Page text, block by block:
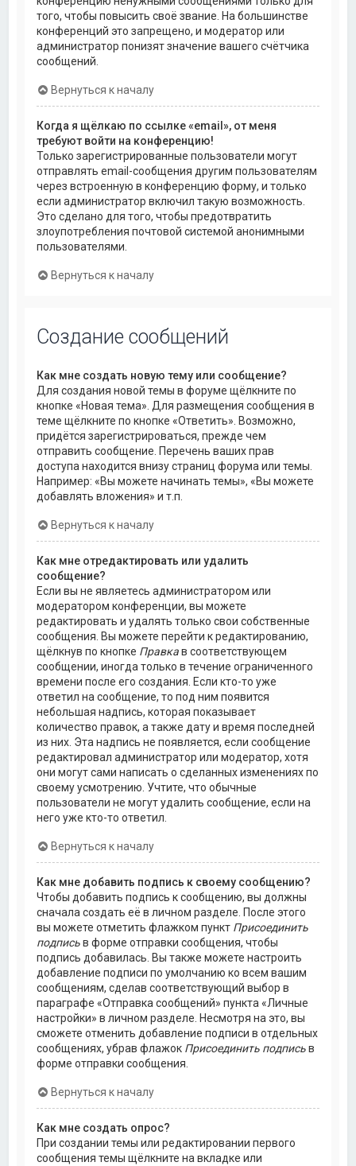
того, чтобы повысить своё звание. На большинстве
конференций это запрещено, и модератор или
администратор понизят значение вашего счётчика
сообщений.
Вернуться к началу
Когда я щёлкаю по ссылке «email», от меня
требуют войти на конференцию!
Только зарегистрированные пользователи могут
отправлять email-сообщения другим пользователям
через встроенную в конференцию форму, и только
если администратор включил такую возможность.
Это сделано для того, чтобы предотвратить
злоупотребления почтовой системой анонимными
пользователями.
Вернуться к началу
Создание сообщений
Как мне создать новую тему или сообщение?
Для создания новой темы в форуме щёлкните по
кнопке «Новая тема». Для размещения сообщения в
теме щёлкните по кнопке «Ответить». Возможно,
придётся зарегистрироваться, прежде чем
отправить сообщение. Перечень ваших прав
доступа находится внизу страниц форума или темы.
Например: «Вы можете начинать темы», «Вы можете
добавлять вложения» и т.п.
Вернуться к началу
Как мне отредактировать или удалить
сообщение?
Если вы не являетесь администратором или
модератором конференции, вы можете
редактировать и удалять только свои собственные
сообщения. Вы можете перейти к редактированию,
щёлкнув по кнопке Правкав соответствующем
сообщении, иногда только в течение ограниченного
времени после его создания. Если кто-то уже
ответил на сообщение, то под ним появится
небольшая надпись, которая показывает
количество правок, а также дату и время последней
из них. Эта надпись не появляется, если сообщение
редактировал администратор или модератор, хотя
они могут сами написать о сделанных изменениях по
своему усмотрению. Учтите, что обычные
пользователи не могут удалить сообщение, если на
него уже кто-то ответил.
Вернуться к началу
Как мне добавить подпись к своему сообщению?
Чтобы добавить подпись к сообщению, вы должны
сначала создать её в личном разделе. После этого
вы можете отметить флажком пункт Присоединить
подписьв форме отправки сообщения, чтобы
подпись добавилась. Вы также можете настроить
добавление подписи по умолчанию ко всем вашим
сообщениям, сделав соответствующий выбор в
параграфе «Отправка сообщений» пункта «Личные
настройки» в личном разделе. Несмотря на это, вы
сможете отменить добавление подписи в отдельных
сообщениях, убрав флажок Присоединить подписьв
форме отправки сообщения.
Вернуться к началу
Как мне создать опрос?
При создании темы или редактировании первого
сообщения темы щёлкните на вкладке или